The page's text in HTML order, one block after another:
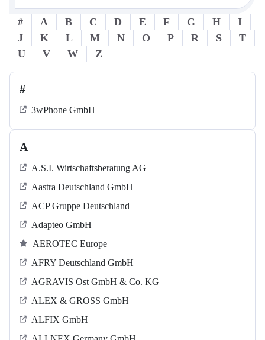
# A B C D E F G H
I
J
K L M N O P R S
T
U
V W Z
#
3wPhone GmbH
A
A.S.I. Wirtschaftsberatung AG
Aastra Deutschland GmbH
ACP Gruppe Deutschland
Adapteo GmbH
AEROTEC Europe
AFRY Deutschland GmbH
AGRAVIS Ost GmbH & Co. KG
ALEX & GROSS GmbH
ALFIX GmbH